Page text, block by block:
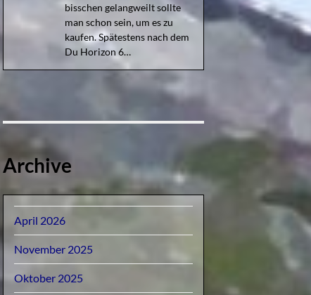
bisschen gelangweilt sollte
man schon sein, um es zu
kaufen. Spätestens nach dem
Du Horizon 6…
Archive
April 2026
November 2025
Oktober 2025